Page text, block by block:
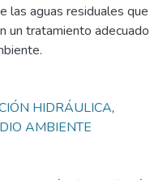
las aguas residuales que
un tratamiento adecuado
HIDRÁULICA,
AMBIENTE